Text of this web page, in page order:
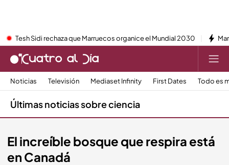
Tesh Sidi rechaza que Marruecos organice el Mundial 2030
Noticias Televisión Mediaset Infinity First Dates Todo es
Últimas noticias sobre ciencia
El increíble bosque que respira está
en Canadá